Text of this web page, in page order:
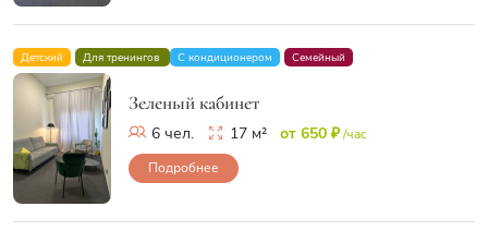
Детский Для тренингов С кондиционером Семейный
Зеленый кабинет
6 чел. 17 м² от 650 ₽/час
Подробнее